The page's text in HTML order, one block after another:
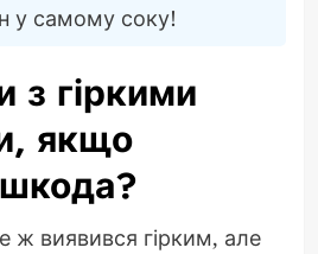
у самому соку!
з гіркими
якщо
ж виявився гірким, але